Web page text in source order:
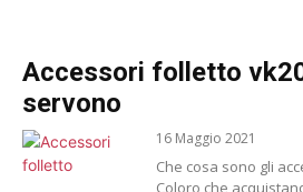
Accessori folletto
servono
16 Maggio 2021
Che cosa sono gli
Coloro che